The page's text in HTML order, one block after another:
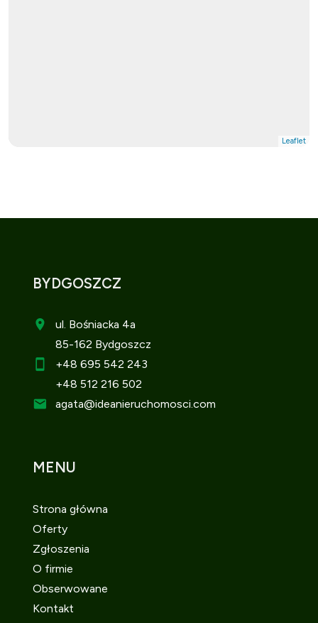
Leaflet
BYDGOSZCZ
ul. Bośniacka 4a
85-162 Bydgoszcz
+48 695 542 243
+48 512 216 502
agata@ideanieruchomosci.com
MENU
Strona główna
Oferty
Zgłoszenia
O firmie
Obserwowane
Kontakt